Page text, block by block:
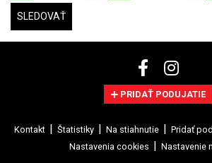
SLEDOVAŤ
PRIDAŤ PODUJATIE
Kontakt Štatistiky Na stiahnutie Pridať
Nastavenia cookies
Nastavenie